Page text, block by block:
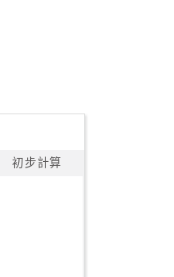
初步計算